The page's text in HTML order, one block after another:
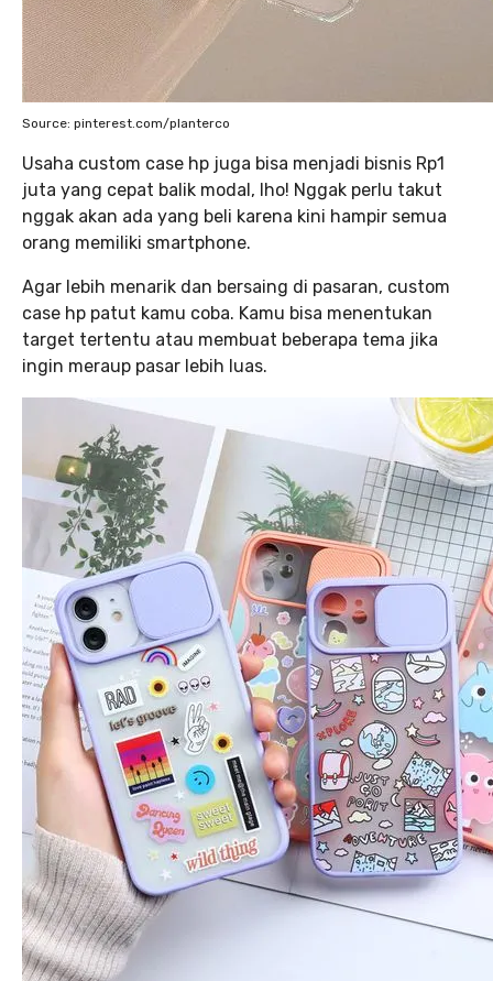
Source: pinterest.com/planterco
Usaha custom case hp juga bisa menjadi bisnis Rp1
juta yang cepat balik modal, lho! Nggak perlu takut
nggak akan ada yang beli karena kini hampir semua
orang memiliki smartphone.
Agar lebih menarik dan bersaing di pasaran, custom
case hp patut kamu coba. Kamu bisa menentukan
target tertentu atau membuat beberapa tema jika
ingin meraup pasar lebih luas.